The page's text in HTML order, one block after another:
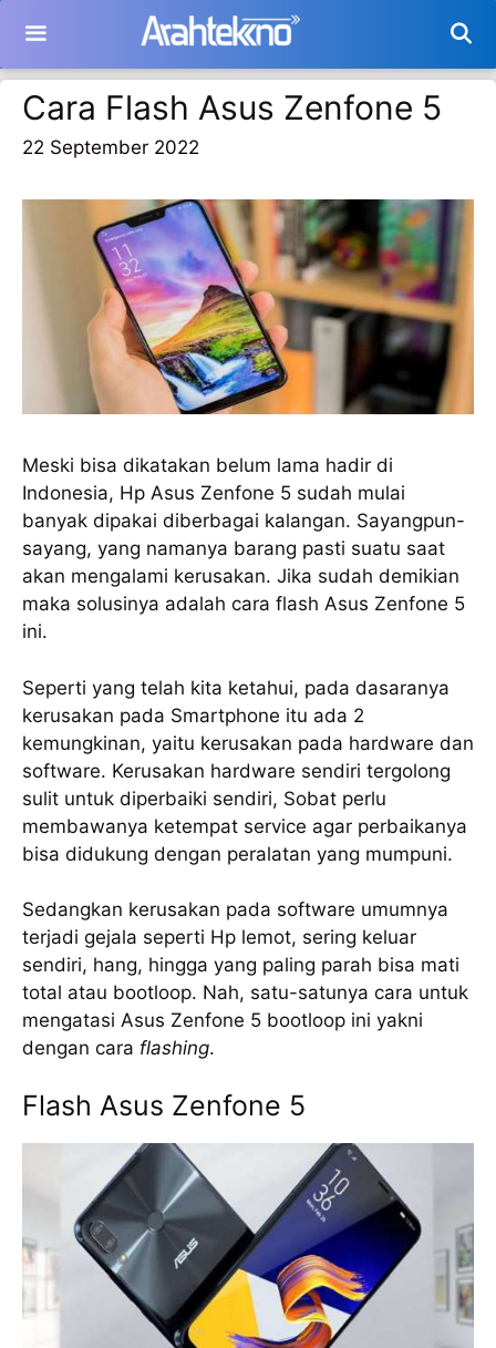
isi
Cara Flash Asus Zenfone 5
22 September 2022
Meski bisa dikatakan belum lama hadir di
Indonesia, Hp Asus Zenfone 5 sudah mulai
banyak dipakai diberbagai kalangan. Sayangpun-
sayang, yang namanya barang pasti suatu saat
akan mengalami kerusakan. Jika sudah demikian
maka solusinya adalah cara flash Asus Zenfone 5
ini.
Seperti yang telah kita ketahui, pada dasaranya
kerusakan pada Smartphone itu ada 2
kemungkinan, yaitu kerusakan pada hardware dan
software. Kerusakan hardware sendiri tergolong
sulit untuk diperbaiki sendiri, Sobat perlu
membawanya ketempat service agar perbaikanya
bisa didukung dengan peralatan yang mumpuni.
Sedangkan kerusakan pada software umumnya
terjadi gejala seperti Hp lemot, sering keluar
sendiri, hang, hingga yang paling parah bisa mati
total atau bootloop. Nah, satu-satunya cara untuk
mengatasi Asus Zenfone 5 bootloop ini yakni
dengan cara flashing.
Flash Asus Zenfone 5